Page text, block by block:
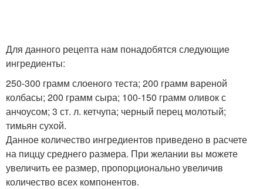
Для данного рецепта нам понадобятся следующие
ингредиенты:
250-300 грамм слоеного теста; 200 грамм вареной
колбасы; 200 грамм сыра; 100-150 грамм оливок с
анчоусом; 3 ст. л. кетчупа; черный перец молотый;
тимьян сухой.
Данное количество ингредиентов приведено в расчете
на пиццу среднего размера. При желании вы можете
увеличить ее размер, пропорционально увеличив
количество всех компонентов.